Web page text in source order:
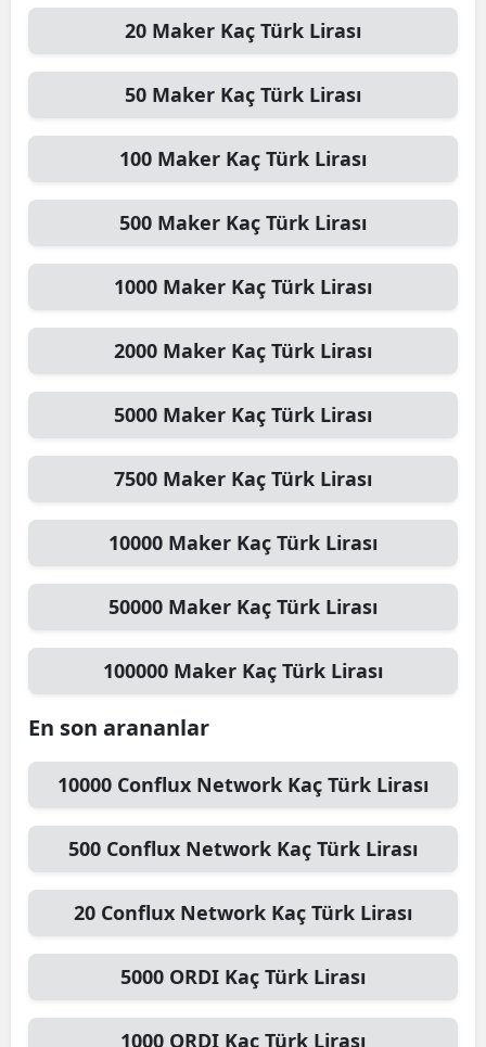
20 Maker Kaç Türk Lirası
50 Maker Kaç Türk Lirası
100 Maker Kaç Türk Lirası
500 Maker Kaç Türk Lirası
1000 Maker Kaç Türk Lirası
2000 Maker Kaç Türk Lirası
5000 Maker Kaç Türk Lirası
7500 Maker Kaç Türk Lirası
10000 Maker Kaç Türk Lirası
50000 Maker Kaç Türk Lirası
100000 Maker Kaç Türk Lirası
En son arananlar
10000 Conflux Network Kaç Türk Lirası
500 Conflux Network Kaç Türk Lirası
20 Conflux Network Kaç Türk Lirası
5000 ORDI Kaç Türk Lirası
1000 ORDI Kaç Türk Lirası